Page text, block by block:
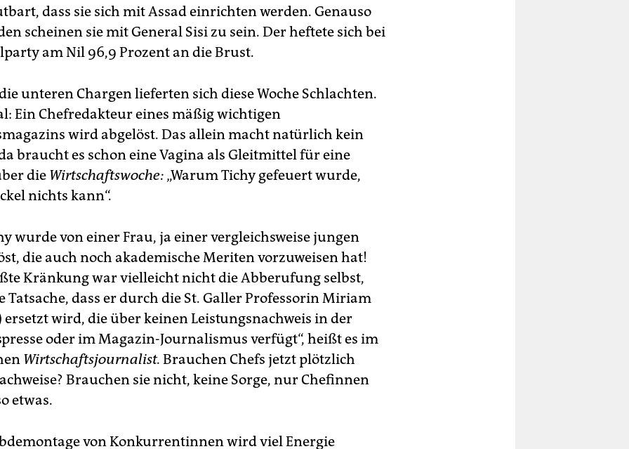
dass sie sich mit Assad einrichten werden. Genauso
scheinen sie mit General Sisi zu sein. Der heftete sich bei
am Nil 96,9 Prozent an die Brust.
unteren Chargen lieferten sich diese Woche Schlachten.
Ein Chefredakteur eines mäßig wichtigen
wird abgelöst. Das allein macht natürlich kein
braucht es schon eine Vagina als Gleitmittel für eine
die Wirtschaftswoche: „Warum Tichy gefeuert wurde,
nichts kann“.
wurde von einer Frau, ja einer vergleichsweise jungen
die auch noch akademische Meriten vorzuweisen hat!
Kränkung war vielleicht nicht die Abberufung selbst,
Tatsache, dass er durch die St. Galler Professorin Miriam
ersetzt wird, die über keinen Leistungsnachweis in der
oder im Magazin-Journalismus verfügt“, heißt es im
Wirtschaftsjournalist. Brauchen Chefs jetzt plötzlich
Brauchen sie nicht, keine Sorge, nur Chefinnen
etwas.
von Konkurrentinnen wird viel Energie